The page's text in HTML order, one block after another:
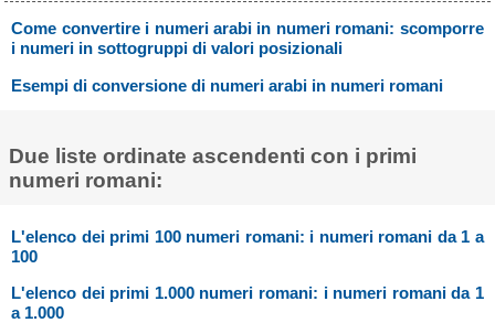
Come convertire i numeri arabi in numeri romani: scomporre
i numeri in sottogruppi di valori posizionali
Esempi di conversione di numeri arabi in numeri romani
Due liste ordinate ascendenti con i primi
numeri romani:
L'elenco dei primi 100 numeri romani: i numeri romani da 1 a
100
L'elenco dei primi 1.000 numeri romani: i numeri romani da 1
a 1.000